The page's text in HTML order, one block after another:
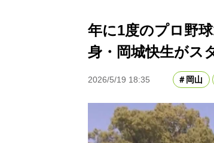
年に1度のプロ野
身・岡城快生がス
2026/5/19 18:35 岡山